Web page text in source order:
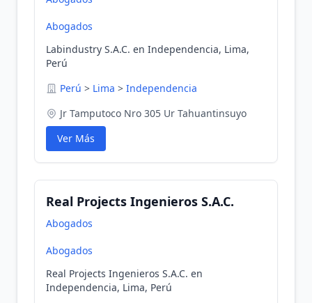
Abogados
Labindustry S.A.C. en Independencia, Lima,
Perú
Perú > Lima > Independencia
Jr Tamputoco Nro 305 Ur Tahuantinsuyo
Ver Más
Real Projects Ingenieros S.A.C.
Abogados
Abogados
Real Projects Ingenieros S.A.C. en
Independencia, Lima, Perú